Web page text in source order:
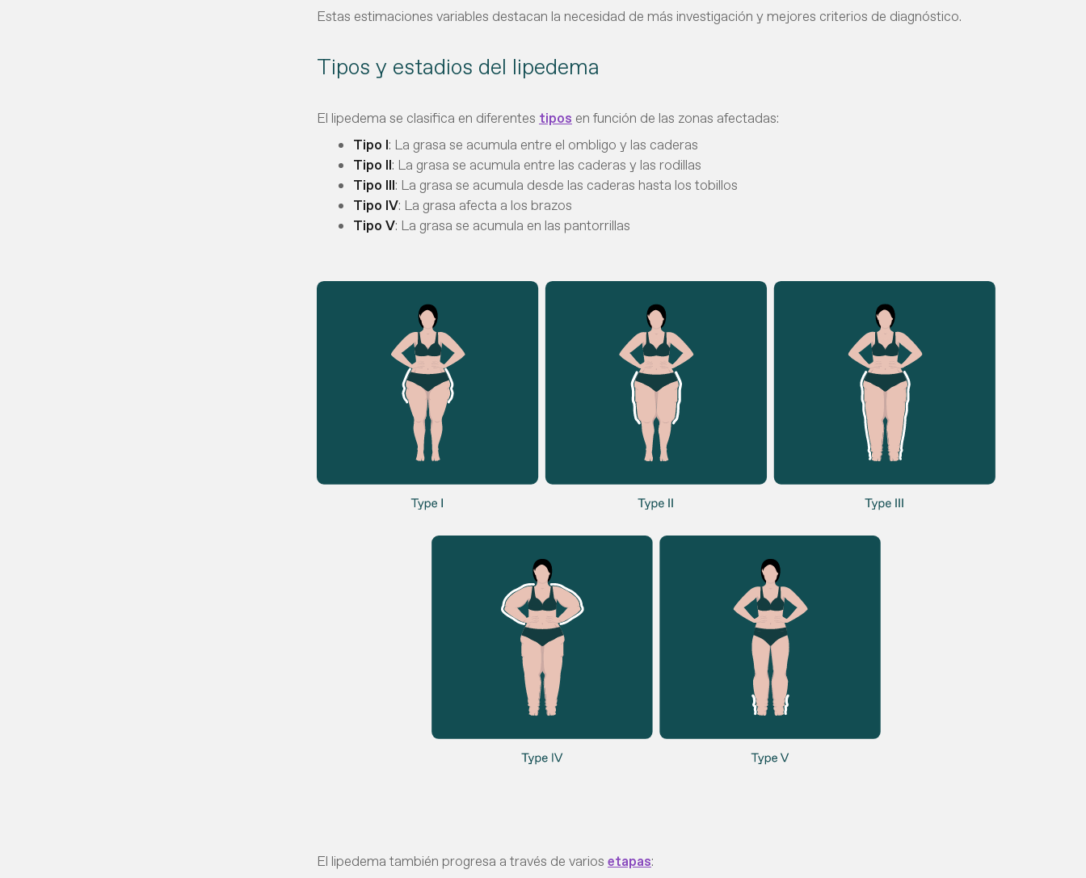
Estas estimaciones variables destacan la necesidad de más investigación y mejores criterios de diagnóstico.
Tipos y estadios del lipedema
El lipedema se clasifica en diferentes tipos en función de las zonas afectadas:
Tipo I: La grasa se acumula entre el ombligo y las caderas
Tipo II: La grasa se acumula entre las caderas y las rodillas
Tipo III: La grasa se acumula desde las caderas hasta los tobillos
Tipo IV: La grasa afecta a los brazos
Tipo V: La grasa se acumula en las pantorrillas
El lipedema también progresa a través de varios etapas: